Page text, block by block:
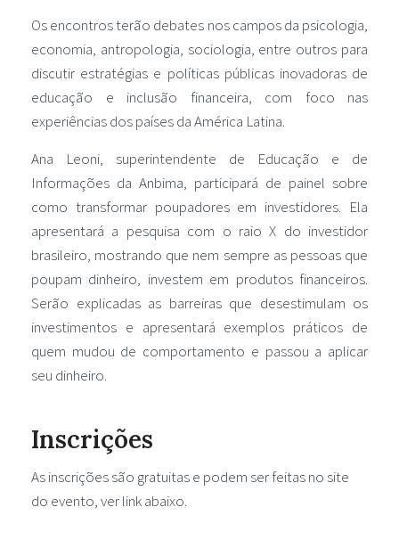
Os encontros terão debates nos campos da psicologia,
economia, antropologia, sociologia, entre outros para
discutir estratégias e políticas públicas inovadoras de
educação e inclusão financeira, com foco nas
experiências dos países da América Latina.
Ana Leoni, superintendente de Educação e de
Informações da Anbima, participará de painel sobre
como transformar poupadores em investidores. Ela
apresentará a pesquisa com o raio X do investidor
brasileiro, mostrando que nem sempre as pessoas que
poupam dinheiro, investem em produtos financeiros.
Serão explicadas as barreiras que desestimulam os
investimentos e apresentará exemplos práticos de
quem mudou de comportamento e passou a aplicar
seu dinheiro.
Inscrições
As inscrições são gratuitas e podem ser feitas no site
do evento, ver link abaixo.